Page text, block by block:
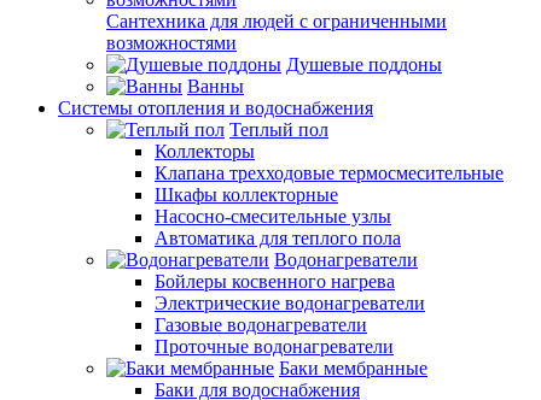
Сантехника для людей с ограниченными
возможностями
Душевые поддоны
Ванны
Системы отопления и водоснабжения
Теплый пол
Коллекторы
Клапана трехходовые термосмесительные
Шкафы коллекторные
Насосно-смесительные узлы
Автоматика для теплого пола
Водонагреватели
Бойлеры косвенного нагрева
Электрические водонагреватели
Газовые водонагреватели
Проточные водонагреватели
Баки мембранные
Баки для водоснабжения